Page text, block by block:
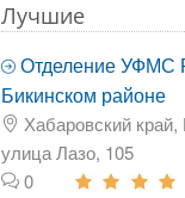
Лучшие
Отделение УФМС
Бикинском районе
Хабаровский
улица Лазо, 105
0